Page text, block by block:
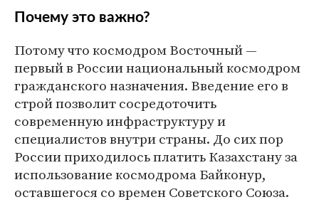
Почему это важно?
Потому что космодром Восточный —
первый в России национальный космодром
гражданского назначения. Введение его в
строй позволит сосредоточить
современную инфраструктуру и
специалистов внутри страны. До сих пор
России приходилось платить Казахстану за
использование космодрома Байконур,
оставшегося со времен Советского Союза.